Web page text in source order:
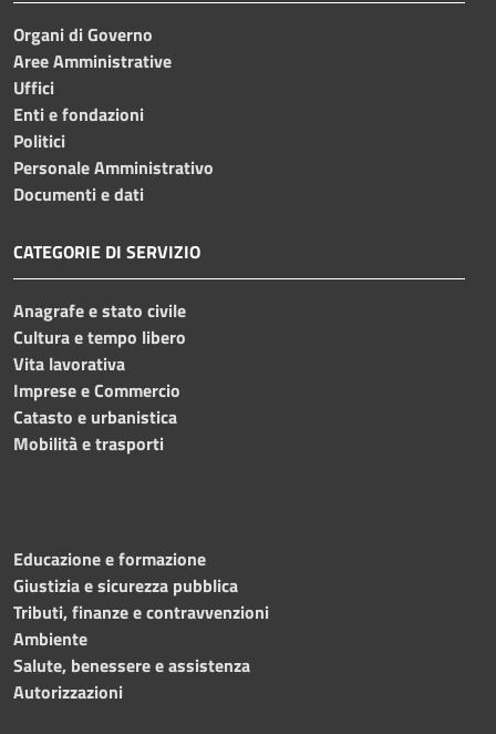
Organi di Governo
Aree Amministrative
Uffici
Enti e fondazioni
Politici
Personale Amministrativo
Documenti e dati
CATEGORIE DI SERVIZIO
Anagrafe e stato civile
Cultura e tempo libero
Vita lavorativa
Imprese e Commercio
Catasto e urbanistica
Mobilità e trasporti
Educazione e formazione
Giustizia e sicurezza pubblica
Tributi, finanze e contravvenzioni
Ambiente
Salute, benessere e assistenza
Autorizzazioni